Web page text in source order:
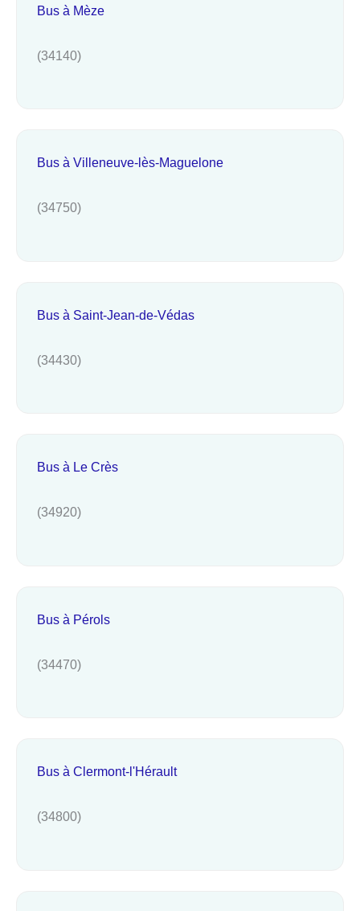
Bus à Mèze
(34140)
Bus à Villeneuve-lès-Maguelone
(34750)
Bus à Saint-Jean-de-Védas
(34430)
Bus à Le Crès
(34920)
Bus à Pérols
(34470)
Bus à Clermont-l'Hérault
(34800)